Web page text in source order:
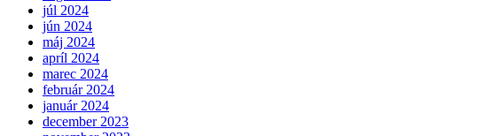
júl 2024
jún 2024
máj 2024
apríl 2024
marec 2024
február 2024
január 2024
december 2023